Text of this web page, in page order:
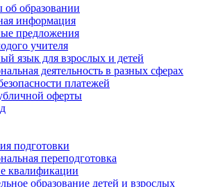
образовании
информация
предложения
учителя
язык для взрослых и детей
деятельность в разных сферах
платежей
оферты
подготовки
переподготовка
квалификации
образование детей и взрослых